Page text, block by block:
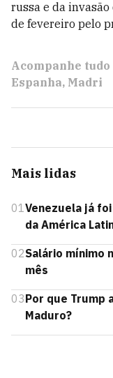
russa e da
de fevereiro pelo
Acompanhe tudo
Espanha Madri
Mais lidas
01Venezuela já
da América
02Salário mínimo
mês
03Por que Trump
Maduro?